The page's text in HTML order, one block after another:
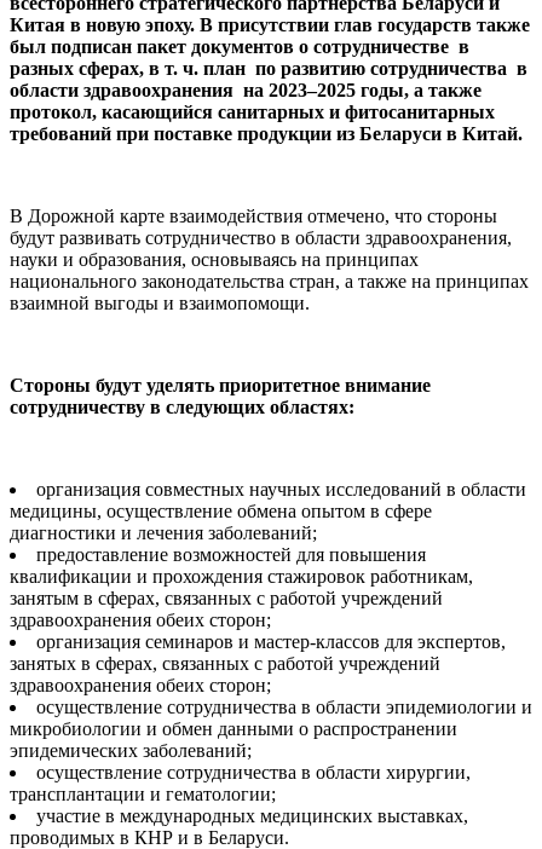
Китая в новую эпоху. В присутствии глав государств также
был подписан пакет документов о сотрудничестве в
разных сферах, в т. ч. план по развитию сотрудничества в
области здравоохранения на 2023–2025 годы, а также
протокол, касающийся санитарных и фитосанитарных
требований при поставке продукции из Беларуси в Китай.
В Дорожной карте взаимодействия отмечено, что стороны
будут развивать сотрудничество в области здравоохранения,
науки и образования, основываясь на принципах
национального законодательства стран, а также на принципах
взаимной выгоды и взаимопомощи.
Стороны будут уделять приоритетное внимание
сотрудничеству в следующих областях:
организация совместных научных исследований в области
медицины, осуществление обмена опытом в сфере
диагностики и лечения заболеваний;
предоставление возможностей для повышения
квалификации и прохождения стажировок работникам,
занятым в сферах, связанных с работой учреждений
здравоохранения обеих сторон;
организация семинаров и мастер-классов для экспертов,
занятых в сферах, связанных с работой учреждений
здравоохранения обеих сторон;
осуществление сотрудничества в области эпидемиологии и
микробиологии и обмен данными о распространении
эпидемических заболеваний;
осуществление сотрудничества в области хирургии,
трансплантации и гематологии;
участие в международных медицинских выставках,
проводимых в КНР и в Беларуси.